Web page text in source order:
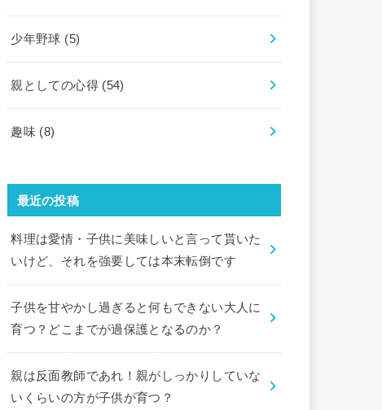
少年野球 (5)
親としての心得 (54)
趣味 (8)
最近の投稿
料理は愛情・子供に美味しいと言って貰いた
いけど、それを強要しては本末転倒です
子供を甘やかし過ぎると何もできない大人に
育つ？どこまでが過保護となるのか？
親は反面教師であれ！親がしっかりしていな
いくらいの方が子供が育つ？